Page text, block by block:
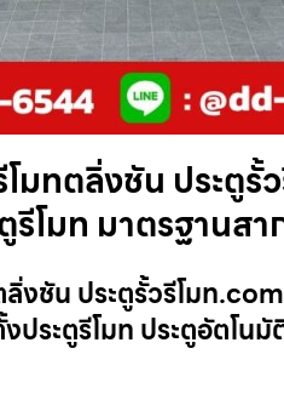
มทตลิ่งชัน ประตู
รีโมท มาตรฐานสา
งชัน ประตูรั้วรีโมท
ระตูรีโมท ประตูอัตโน